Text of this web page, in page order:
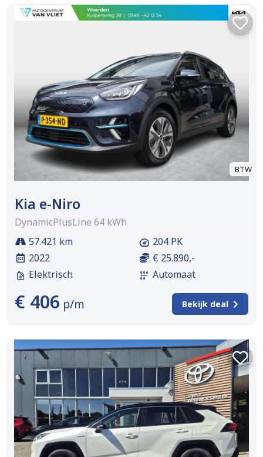
BTW
Kia e-Niro
DynamicPlusLine 64 kWh
57.421 km
2022
Elektrisch
204 PK
€ 25.890,-
Automaat
€ 406 p/m Bekijk deal